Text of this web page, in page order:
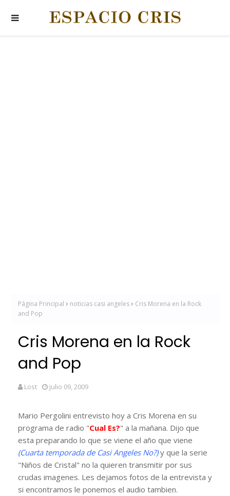
Página Principal noticias casi angeles
Cris Morena en la Rock
and Pop
Cris Morena en la Rock
and Pop
Lost julio 09, 2009
Mario Pergolini entrevisto hoy a Cris Morena en su
programa de radio "Cual Es?" a la mañana. Dijo que
esta preparando lo que se viene el año que viene
(Cuarta temporada de Casi Angeles No?)y que la serie
"Niños de Cristal" no la quieren transmitir por sus
crudas imagenes. Les dejamos fotos de la entrevista y
si encontramos le ponemos el audio tambien.